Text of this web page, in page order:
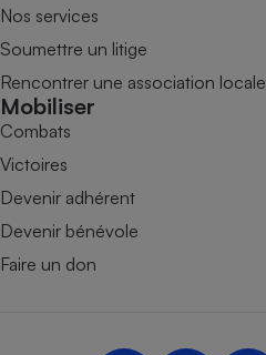
Nos services
Soumettre un litige
Rencontrer une association locale
Mobiliser
Combats
Victoires
Devenir adhérent
Devenir bénévole
Faire un don